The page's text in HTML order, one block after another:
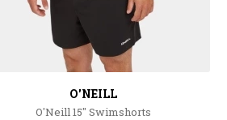
O'NEILL
O'Neill 15" Swimshorts